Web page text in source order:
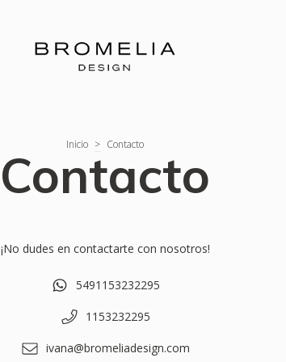
Inicio > Contacto
Contacto
¡No dudes en contactarte con nosotros!
5491153232295
1153232295
ivana@bromeliadesign.com